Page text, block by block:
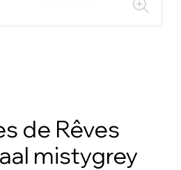
de Rêves
mistygrey